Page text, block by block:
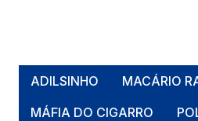
ADILSINHO
MACÁRIO
MÁFIA DO CIGARRO